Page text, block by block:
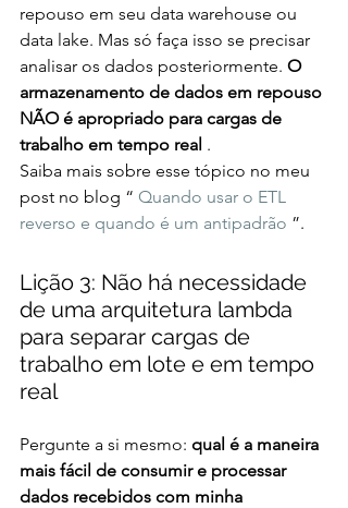
repouso em seu data warehouse ou
data lake. Mas só faça isso se precisar
analisar os dados posteriormente. O
armazenamento de dados em repouso
NÃO é apropriado para cargas de
trabalho em tempo real .
Saiba mais sobre esse tópico no meu
post no blog “ Quando usar o ETL
reverso e quando é um antipadrão ”.
Lição 3: Não há necessidade
de uma arquitetura lambda
para separar cargas de
trabalho em lote e em tempo
real
Pergunte a si mesmo: qual é a maneira
mais fácil de consumir e processar
dados recebidos com minha